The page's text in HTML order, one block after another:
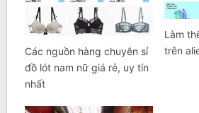
Các nguồn hàng chuyên sỉ
đồ lót nam nữ giá rẻ, uy tín
nhất
Làm
trên